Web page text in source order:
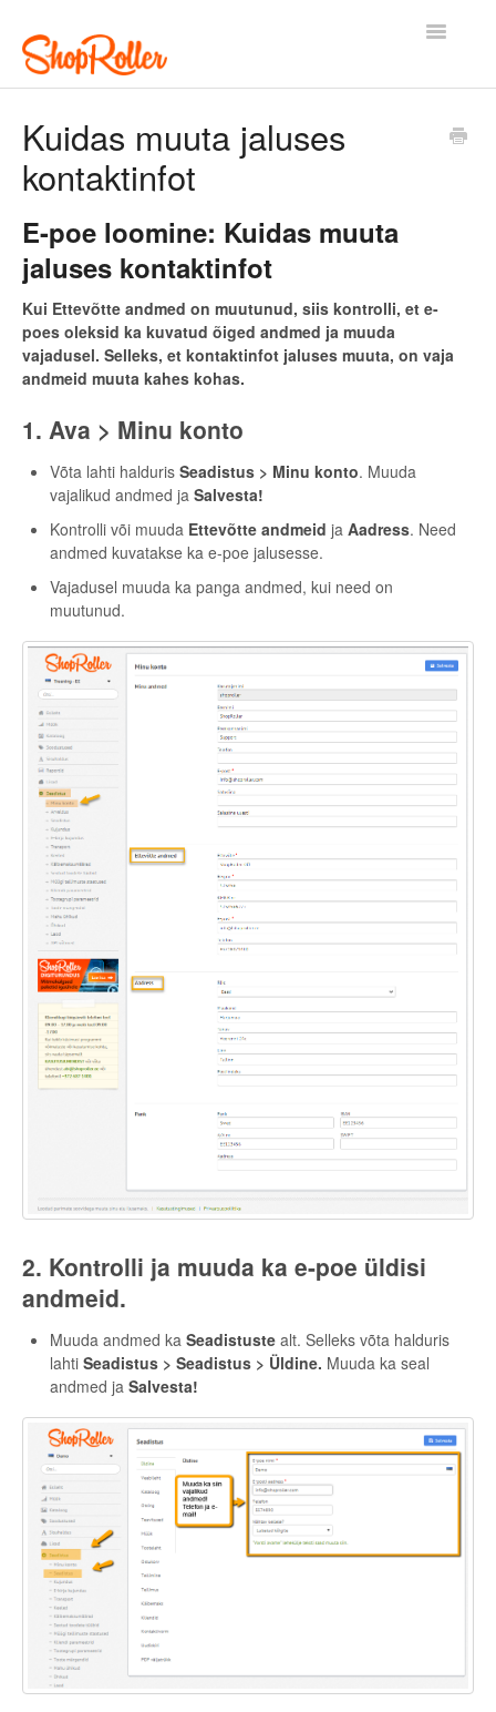
Toggle
Kuidas muuta jaluses
kontaktinfot
E-poe loomine: Kuidas muuta
jaluses kontaktinfot
Kui Ettevõtte andmed on muutunud, siis kontrolli, et e-
poes oleksid ka kuvatud õiged andmed ja muuda
vajadusel. Selleks, et kontaktinfot jaluses muuta, on vaja
andmeid muuta kahes kohas.
1. Ava > Minu konto
Võta lahti halduris Seadistus > Minu konto. Muuda
vajalikud andmed ja Salvesta!
Kontrolli või muuda Ettevõtte andmeid ja Aadress. Need
andmed kuvatakse ka e-poe jalusesse.
Vajadusel muuda ka panga andmed, kui need on
muutunud.
2. Kontrolli ja muuda ka e-poe üldisi
andmeid.
Muuda andmed ka Seadistuste alt. Selleks võta halduris
lahti Seadistus > Seadistus > Üldine. Muuda ka seal
andmed ja Salvesta!